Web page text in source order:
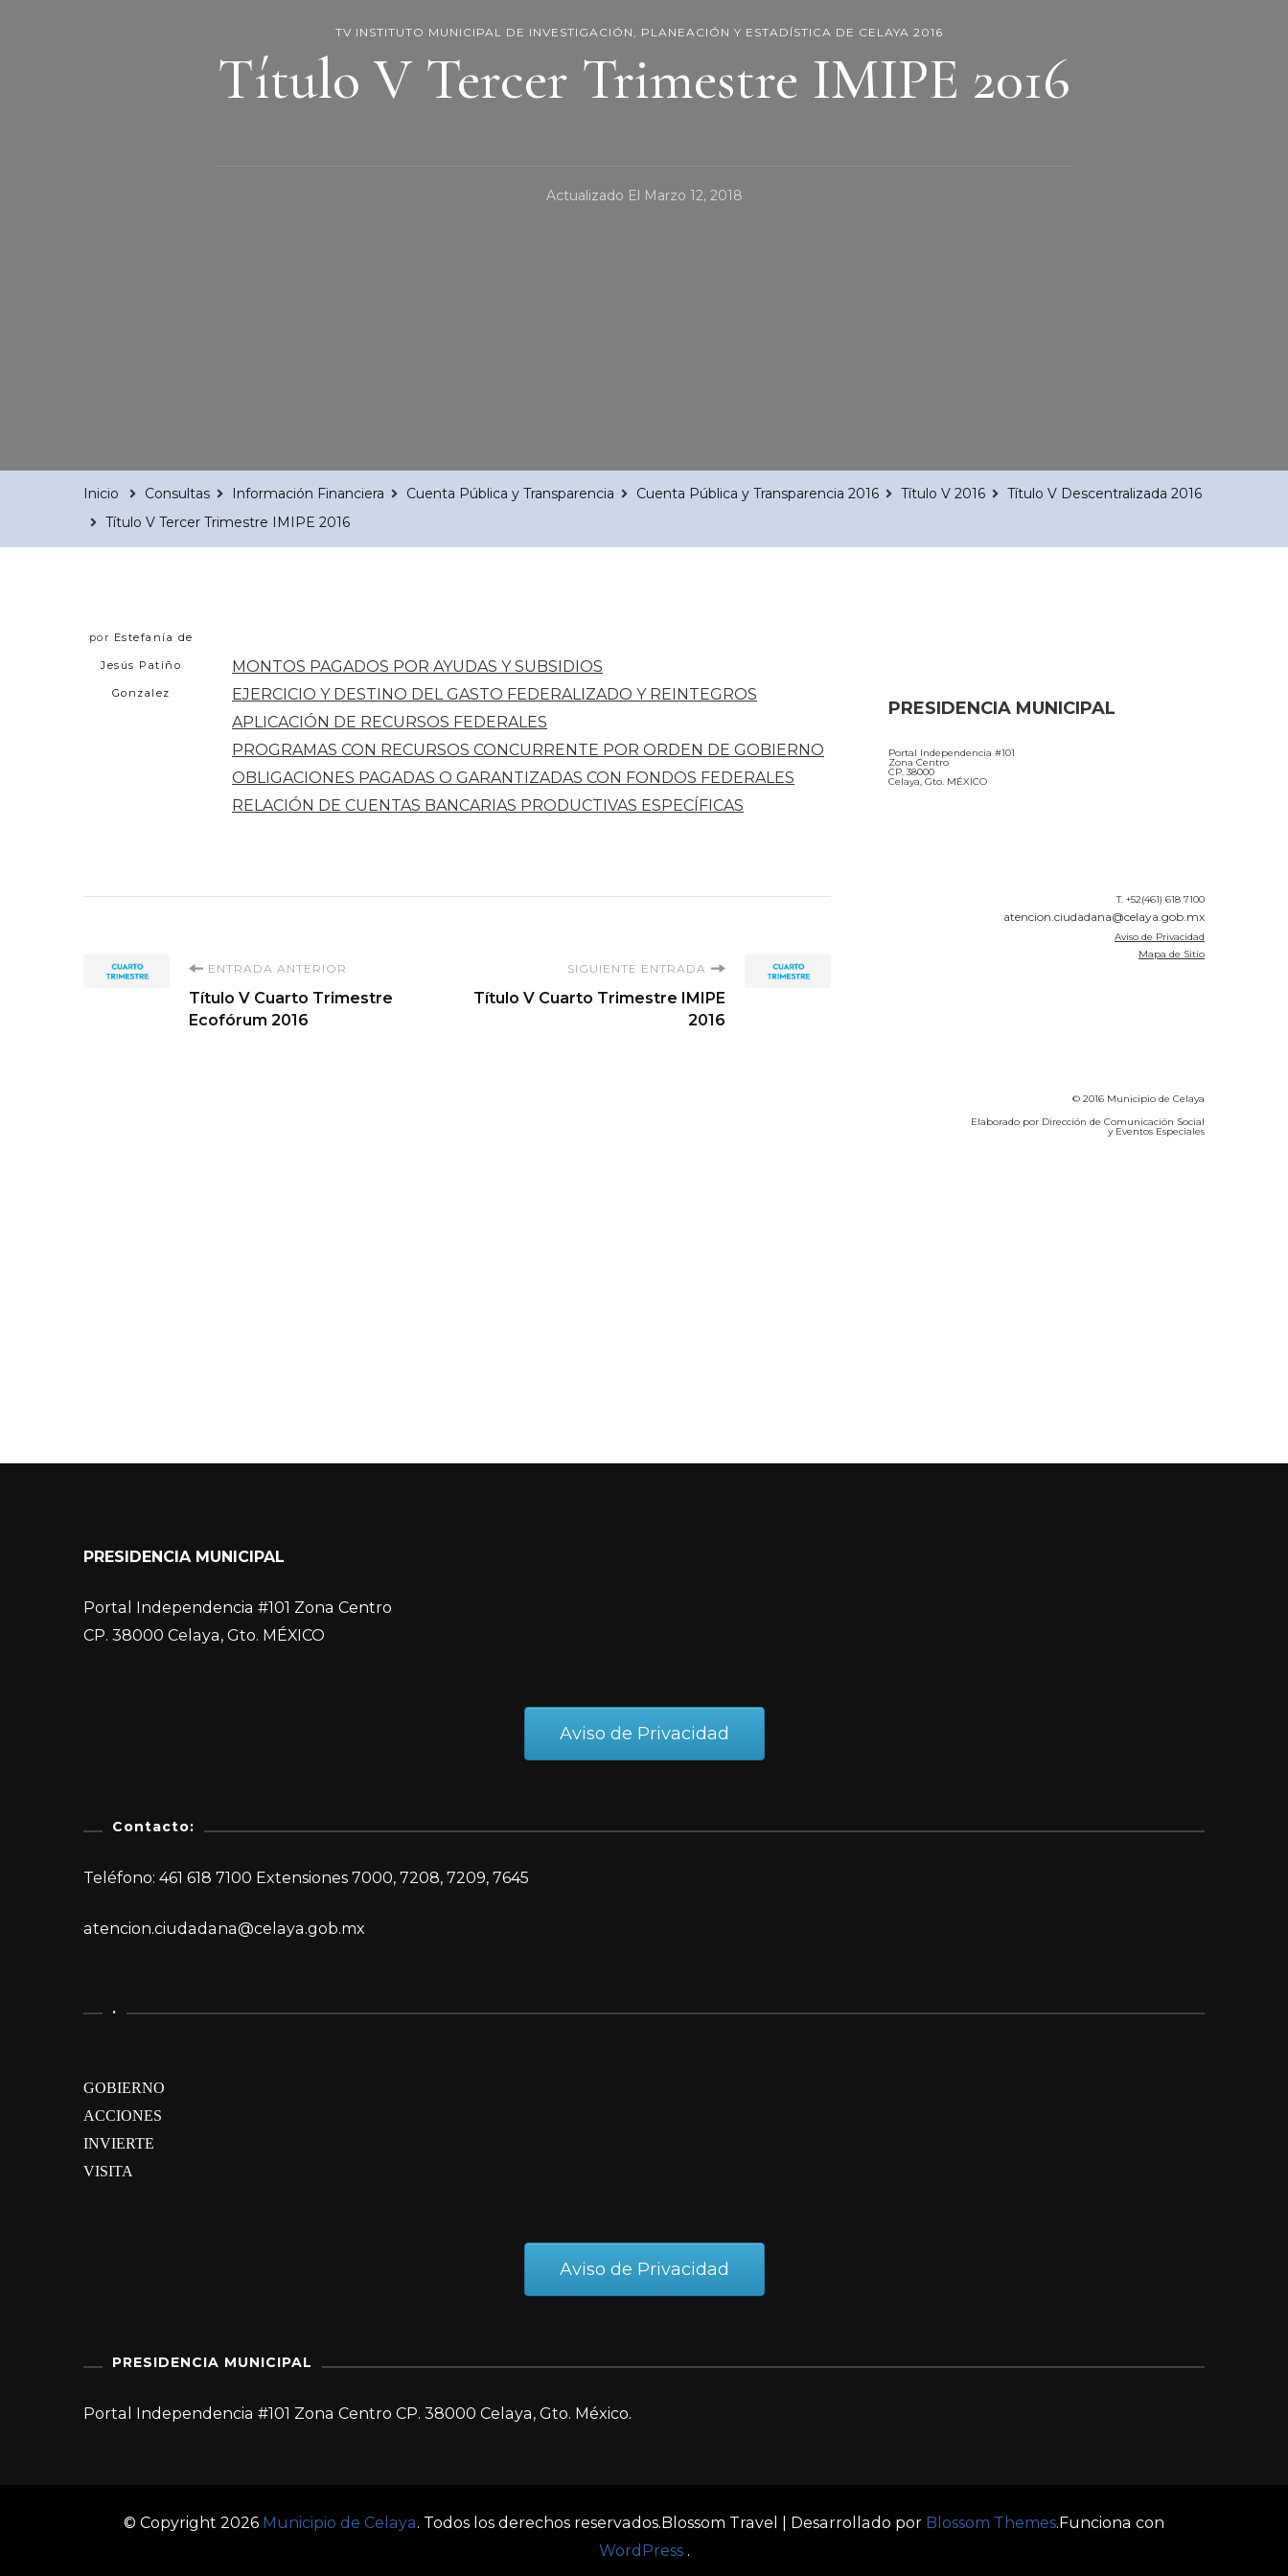
TV INSTITUTO MUNICIPAL DE INVESTIGACIÓN, PLANEACIÓN Y ESTADÍSTICA DE CELAYA 2016
Título V Tercer Trimestre IMIPE 2016
Actualizado El Marzo 12, 2018
Inicio Consultas Información Financiera Cuenta Pública y Transparencia Cuenta Pública y Transparencia 2016 Título V 2016
Título V Descentralizada 2016
Título V Tercer Trimestre IMIPE 2016
por Estefanía de
Jesús Patiño
Gonzalez
MONTOS PAGADOS POR AYUDAS Y SUBSIDIOS
EJERCICIO Y DESTINO DEL GASTO FEDERALIZADO Y REINTEGROS
APLICACIÓN DE RECURSOS FEDERALES
PROGRAMAS CON RECURSOS CONCURRENTE POR ORDEN DE GOBIERNO
OBLIGACIONES PAGADAS O GARANTIZADAS CON FONDOS FEDERALES
RELACIÓN DE CUENTAS BANCARIAS PRODUCTIVAS ESPECÍFICAS
Navegación
ENTRADA ANTERIOR
Título V Cuarto Trimestre
Ecofórum 2016
SIGUIENTE ENTRADA
Título V Cuarto Trimestre IMIPE
2016
PRESIDENCIA MUNICIPAL
Portal Independencia #101
Zona Centro
CP. 38000
Celaya, Gto. MÉXICO
T. +52(461) 618 7100
atencion.ciudadana@celaya.gob.mx
Aviso de Privacidad
Mapa de Sitio
© 2016 Municipio de Celaya
Elaborado por Dirección de Comunicación Social
y Eventos Especiales
PRESIDENCIA MUNICIPAL
Portal Independencia #101 Zona Centro
CP. 38000 Celaya, Gto. MÉXICO
Aviso de Privacidad
Contacto:
Teléfono: 461 618 7100 Extensiones 7000, 7208, 7209, 7645
atencion.ciudadana@celaya.gob.mx
.
GOBIERNO
ACCIONES
INVIERTE
VISITA
Aviso de Privacidad
PRESIDENCIA MUNICIPAL
Portal Independencia #101 Zona Centro CP. 38000 Celaya, Gto. México.
© Copyright 2026 Municipio de Celaya. Todos los derechos reservados. Blossom Travel | Desarrollado por Blossom Themes.Funciona con
WordPress.